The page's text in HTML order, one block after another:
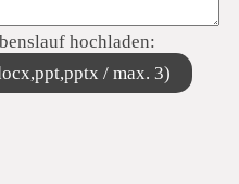
hochladen:
/ max. 3)